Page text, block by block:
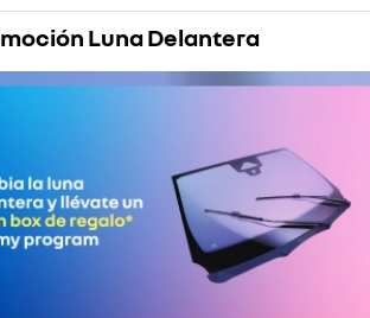
Luna Delantera